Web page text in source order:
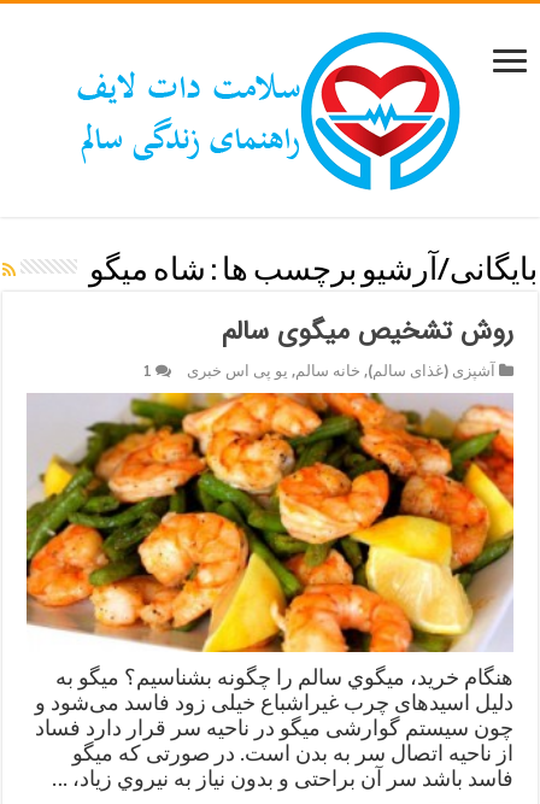
بایگانی/آرشیو برچسب ها : شاه میگو
روش تشخیص میگوی سالم
آشپزی (غذای سالم), خانه سالم, یو پی اس خبری 1
هنگام خريد، ميگوي سالم را چگونه بشناسيم؟ میگو به
دلیل اسیدهای چرب غیراشباع خیلی زود فاسد می‌شود و
چون سیستم گوارشی میگو در ناحیه سر قرار دارد فساد
از ناحیه اتصال سر به بدن است. در صورتی که میگو
فاسد باشد سر آن براحتی و بدون نیاز به نیروي زياد، …